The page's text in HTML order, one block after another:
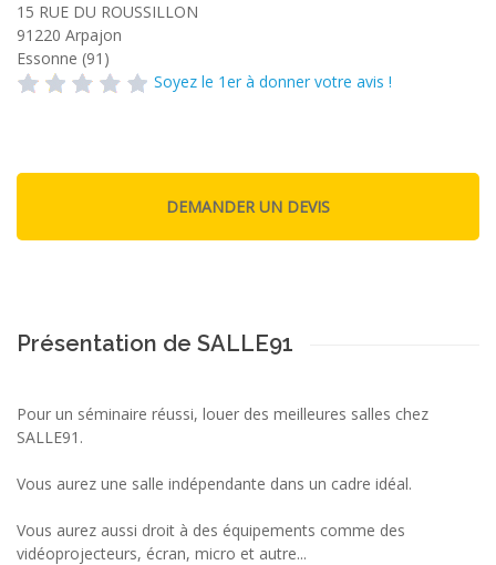
15 RUE DU ROUSSILLON
91220 Arpajon
Essonne (91)
Soyez le 1er à donner votre avis !
Présentation de SALLE91
Pour un séminaire réussi, louer des meilleures salles chez
SALLE91.
Vous aurez une salle indépendante dans un cadre idéal.
Vous aurez aussi droit à des équipements comme des
vidéoprojecteurs, écran, micro et autre...